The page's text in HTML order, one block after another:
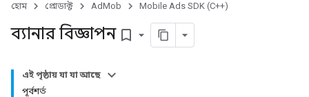
হোম প্রোডাক্ট AdMob Mobile Ads SDK (C++)
ব্যানার বিজ্ঞাপন bookmark_border
এই পৃষ্ঠায় যা যা আছে
পূর্বশর্ত